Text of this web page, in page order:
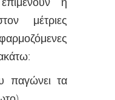
μέτριες
παγώνει τα